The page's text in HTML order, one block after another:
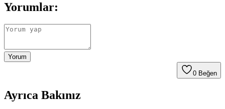
Yorumlar:
Yorum
0 Beğen
Ayrıca Bakınız